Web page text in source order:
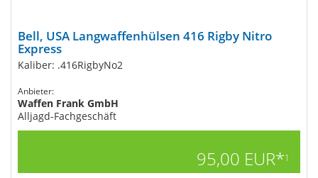
Bell, USA Langwaffenhülsen 416 Rigby Nitro
Express
Kaliber: .416RigbyNo2
Anbieter:
Waffen Frank GmbH
Alljagd-Fachgeschäft
95,00 EUR*1